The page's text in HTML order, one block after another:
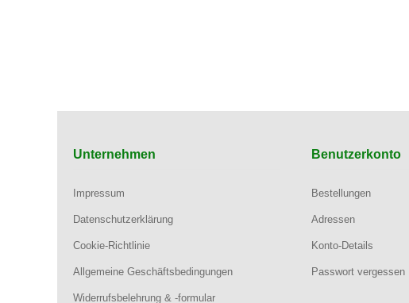
Unternehmen
Impressum
Datenschutzerklärung
Cookie-Richtlinie
Allgemeine Geschäftsbedingungen
Widerrufsbelehrung & -formular
Benutzerkonto
Bestellungen
Adressen
Konto-Details
Passwort vergessen